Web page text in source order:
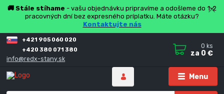
🚚 Stále stíhame - vašu objednávku pripravíme a odošleme do 1-2
pracovných dní bez expresného príplatku. Máte otázku?
Kontaktujte nás
Menu
+421 905 060 020
+420 380 071 380
info@redx-stany.sk
0 ks
za 0 €